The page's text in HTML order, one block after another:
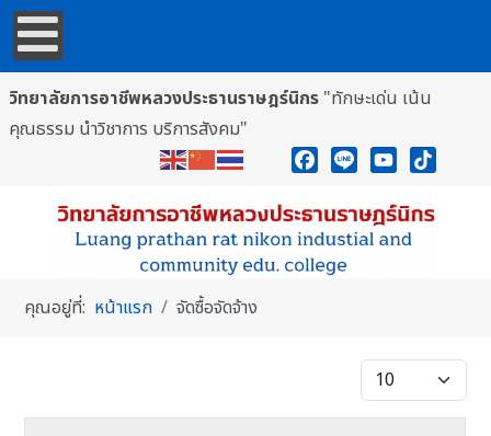
วิทยาลัยการอาชีพหลวงประธานราษฎร์นิกร "ทักษะเด่น เน้น
คุณธรรม นำวิชาการ บริการสังคม"
คุณอยู่ที่: หน้าแรก จัดซื้อจัดจ้าง
แสดง #